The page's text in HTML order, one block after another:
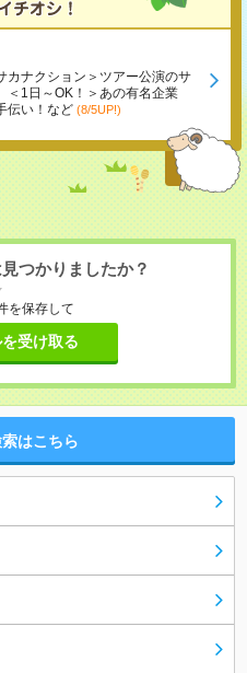
カナクション＞ツアー公演のサ
＜1日～OK！＞あの有名企業
伝い！など (8/5UP!)
つかりましたか？
を保存して
受け取る
はこちら